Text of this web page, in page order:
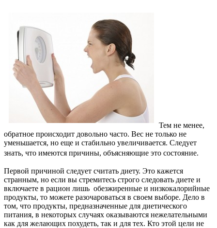
Тем не менее,
обратное происходит довольно часто. Вес не только не
уменьшается, но еще и стабильно увеличивается. Следует
знать, что имеются причины, объясняющие это состояние.
Первой причиной следует считать диету. Это кажется
странным, но если вы стремитесь строго следовать диете и
включаете в рацион лишь обезжиренные и низкокалорийные
продукты, то можете разочароваться в своем выборе. Дело в
том, что продукты, предназначенные для диетического
питания, в некоторых случаях оказываются нежелательными
как для желающих похудеть, так и для тех. Кто этой цели не